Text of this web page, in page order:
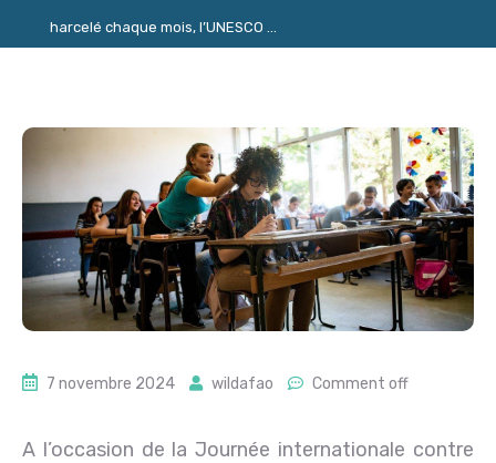
harcelé chaque mois, l’UNESCO ...
7 novembre 2024 wildafao Comment off
A l’occasion de la Journée internationale contre